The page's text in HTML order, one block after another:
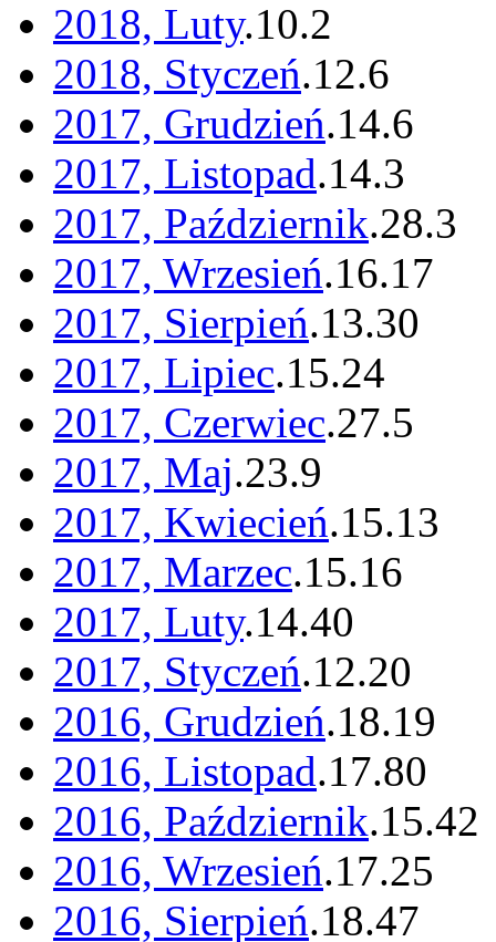
2018, Luty.10.2
2018, Styczeń.12.6
2017, Grudzień.14.6
2017, Listopad.14.3
2017, Październik.28.3
2017, Wrzesień.16.17
2017, Sierpień.13.30
2017, Lipiec.15.24
2017, Czerwiec.27.5
2017, Maj.23.9
2017, Kwiecień.15.13
2017, Marzec.15.16
2017, Luty.14.40
2017, Styczeń.12.20
2016, Grudzień.18.19
2016, Listopad.17.80
2016, Październik.15.42
2016, Wrzesień.17.25
2016, Sierpień.18.47